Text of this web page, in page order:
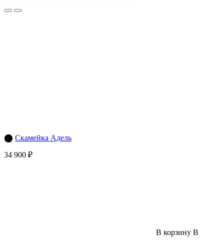
⬤ Скамейка Адель
34 900 ₽
В корзину В